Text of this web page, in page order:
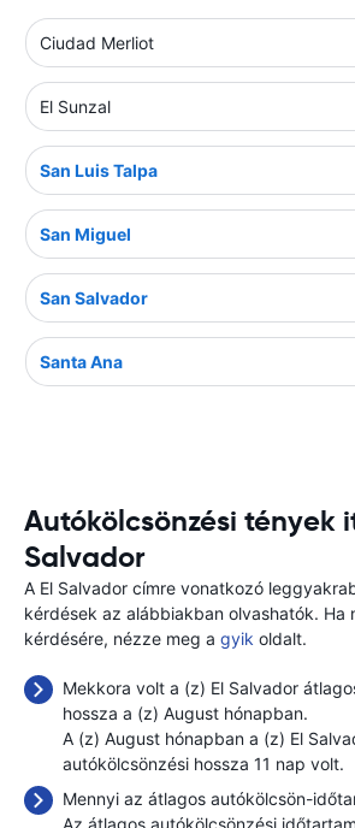
Ciudad Merliot
El Sunzal
San Luis Talpa
San Miguel
San Salvador
Santa Ana
Autókölcsönzési tények
Salvador
A El Salvador címre vonatkozó
kérdések az alábbiakban olvashatók. Ha
kérdésére, nézze meg a gyik oldalt.
Mekkora volt a (z) El Salvador
hossza a (z) August hónapban.
A (z) August hónapban a (z) El
autókölcsönzési hossza 11 nap volt.
Mennyi az átlagos autókölcsön-
Az átlagos autókölcsönzési